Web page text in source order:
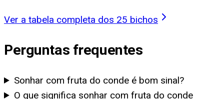
Ver a tabela completa dos 25 bichos
Perguntas frequentes
Sonhar com fruta do conde é bom sinal?
O que significa sonhar com fruta do conde